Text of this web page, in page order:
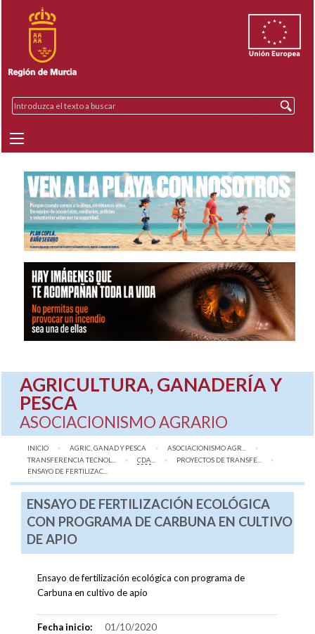
AGRICULTURA, GANADERÍA Y
PESCA
ASOCIACIONISMO AGRARIO
INICIO AGRIC, GANAD Y PESCA
ASOCIACIONISMO AGR...
TRANSFERENCIA TECNOL...
CDA
PROYECTOS DE TRANSFE...
AQUÍ:
ENSAYO DE FERTILIZAC...
ENSAYO DE FERTILIZACIÓN ECOLÓGICA
CON PROGRAMA DE CARBUNA EN CULTIVO
DE APIO
Ensayo de fertilización ecológica con programa de
Carbuna en cultivo de apio
Fecha inicio: 01/10/2020